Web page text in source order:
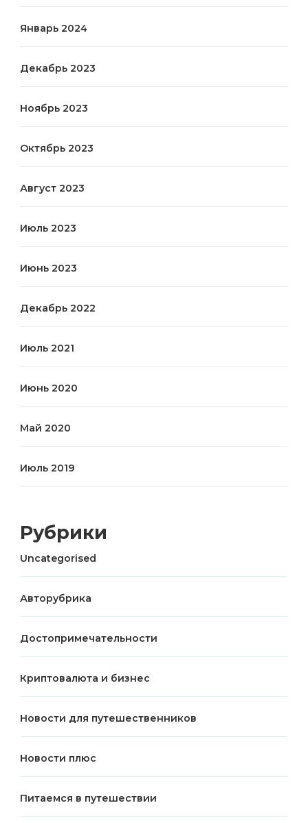
Январь 2024
Декабрь 2023
Ноябрь 2023
Октябрь 2023
Август 2023
Июль 2023
Июнь 2023
Декабрь 2022
Июль 2021
Июнь 2020
Май 2020
Июль 2019
Рубрики
Uncategorised
Авторубрика
Достопримечательности
Криптовалюта и бизнес
Новости для путешественников
Новости плюс
Питаемся в путешествии